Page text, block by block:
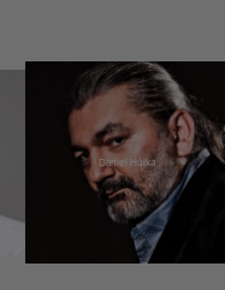
Daniel Hůlka